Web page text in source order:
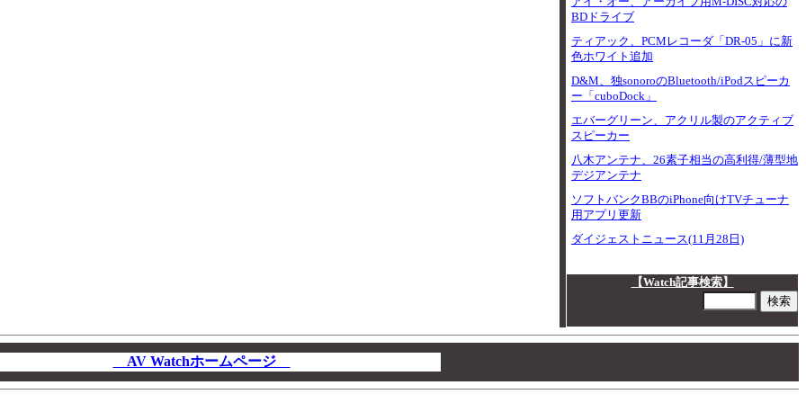
BDドライブ
ティアック、PCMレコーダ「DR-05」に新
色ホワイト追加
D&M、独sonoroのBluetooth/iPodスピーカ
ー「cuboDock」
エバーグリーン、アクリル製のアクティブ
スピーカー
八木アンテナ、26素子相当の高利得/薄型地
デジアンテナ
ソフトバンクBBのiPhone向けTVチューナ
用アプリ更新
ダイジェストニュース(11月28日)
【Watch記事検索】
AV Watchホームページ